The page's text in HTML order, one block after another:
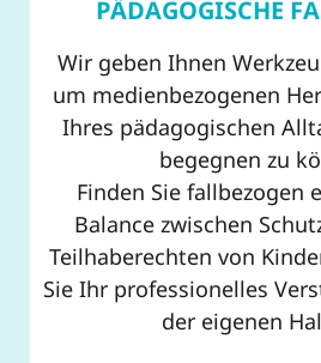
PÄDAGOGISCHE
Wir geben Ihnen
um medienbezogenen
Ihres pädagogischen
begegnen zu
Finden Sie fallbezogen
Balance zwischen
Teilhaberechten von
Sie Ihr professionelles
der eigenen